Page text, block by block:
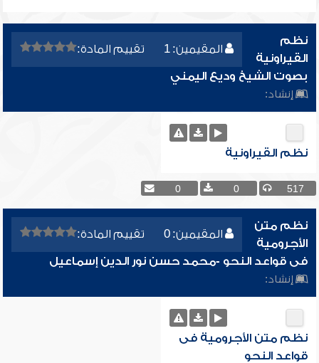
المقيمين: 1 تقييم المادة:
نظم
القيراونية
بصوت الشيخ وديع اليمني
إنشاد:
نظم القيراونية
517
0
0
المقيمين: 0 تقييم المادة:
نظم متن
الأجرومية
فى قواعد النحو -محمد حسن نور الدين إسماعيل
إنشاد:
نظم متن الأجرومية فى
قواعد النحو